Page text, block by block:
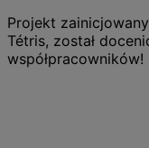
Projekt
Tétris, został
współpracowników!